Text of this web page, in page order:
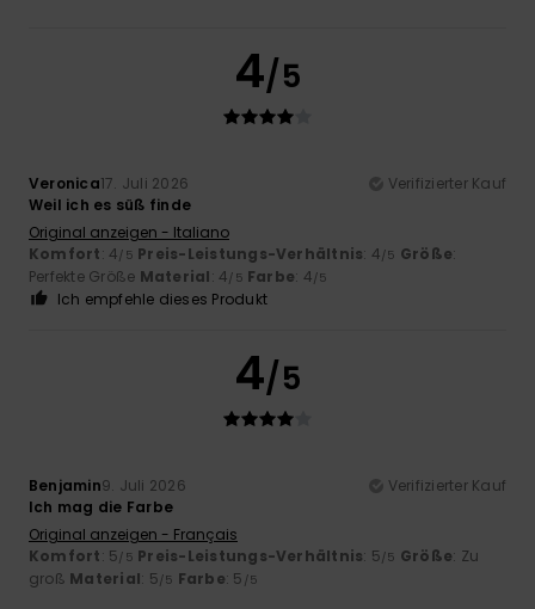
4/5
Veronica17. Juli 2026
Verifizierter Kauf
Weil ich es süß finde
Original anzeigen - Italiano
Komfort: 4/5 Preis-Leistungs-Verhältnis: 4/5 Größe:
Perfekte Größe Material: 4/5 Farbe: 4/5
Ich empfehle dieses Produkt
4/5
Benjamin9. Juli 2026
Verifizierter Kauf
Ich mag die Farbe
Original anzeigen - Français
Komfort: 5/5 Preis-Leistungs-Verhältnis: 5/5 Größe: Zu
groß Material: 5/5 Farbe: 5 /5